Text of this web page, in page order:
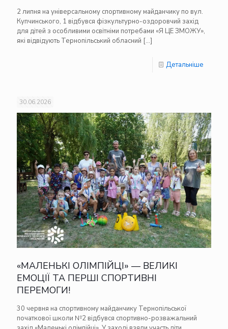
2 липня на універсальному спортивному майданчику по вул.
Купчинського, 1 відбувся фізкультурно-оздоровчий захід
для дітей з особливими освітніми потребами «Я ЦЕ ЗМОЖУ»,
які відвідують Тернопільський обласний […]
Детальніше
30.06.2026
«МАЛЕНЬКІ ОЛІМПІЙЦІ» — ВЕЛИКІ
ЕМОЦІЇ ТА ПЕРШІ СПОРТИВНІ
ПЕРЕМОГИ!
30 червня на спортивному майданчику Тернопільської
початкової школи №2 відбувся спортивно-розважальний